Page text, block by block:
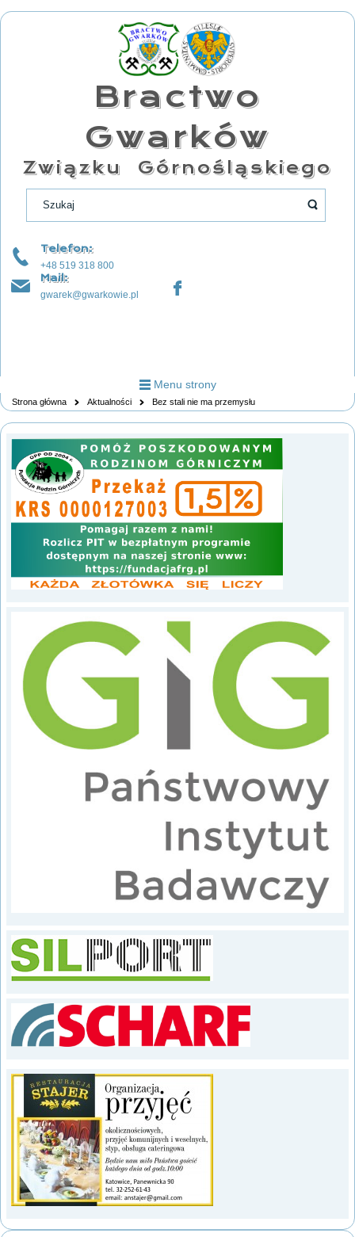
Bractwo
Gwarków
Związku Górnośląskiego
Telefon:
+48 519 318 800
Mail:
gwarek@gwarkowie.pl
Menu strony
Strona główna Aktualności Bez stali nie ma przemysłu